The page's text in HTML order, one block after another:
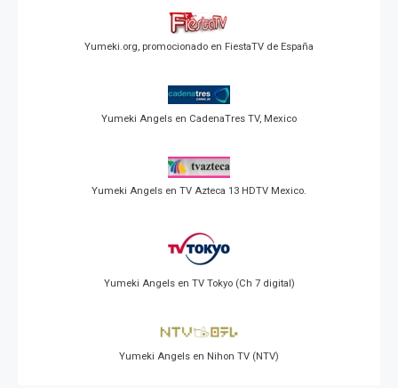
Yumeki.org, promocionado en FiestaTV de España
Yumeki Angels en CadenaTres TV, Mexico
Yumeki Angels en TV Azteca 13 HDTV Mexico.
Yumeki Angels en TV Tokyo (Ch 7 digital)
Yumeki Angels en Nihon TV (NTV)